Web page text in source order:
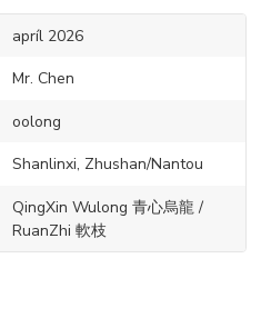
apríl 2026
Mr. Chen
oolong
Shanlinxi, Zhushan/Nantou
QingXin Wulong 青心烏龍 /
RuanZhi 軟枝